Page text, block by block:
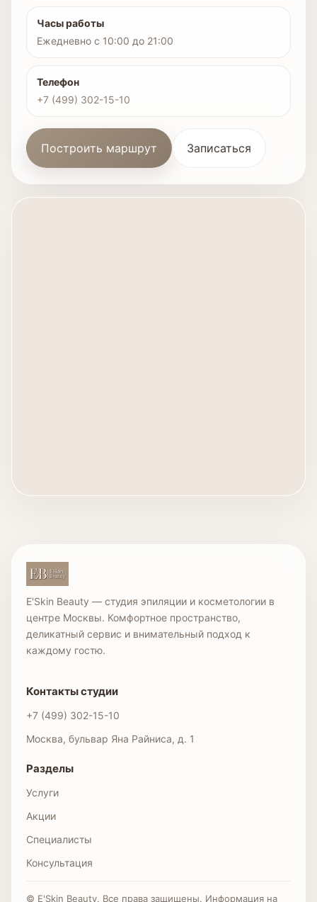
Часы работы
Ежедневно с 10:00 до 21:00
Телефон
+7 (499) 302-15-10
Построить маршрут Записаться
E'Skin Beauty — студия эпиляции и косметологии в
центре Москвы. Комфортное пространство,
деликатный сервис и внимательный подход к
каждому гостю.
Контакты студии
+7 (499) 302-15-10
Москва, бульвар Яна Райниса, д. 1
Разделы
Услуги
Акции
Специалисты
Консультация
© E'Skin Beauty. Все права защищены. Информация на